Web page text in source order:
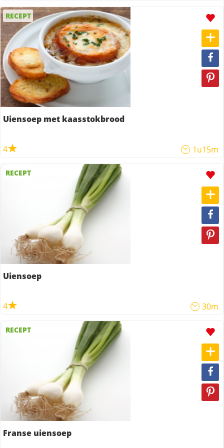
RECEPT
Uiensoep met kaasstokbrood
4 1u15m
RECEPT
Uiensoep
4 30m
RECEPT
Franse uiensoep